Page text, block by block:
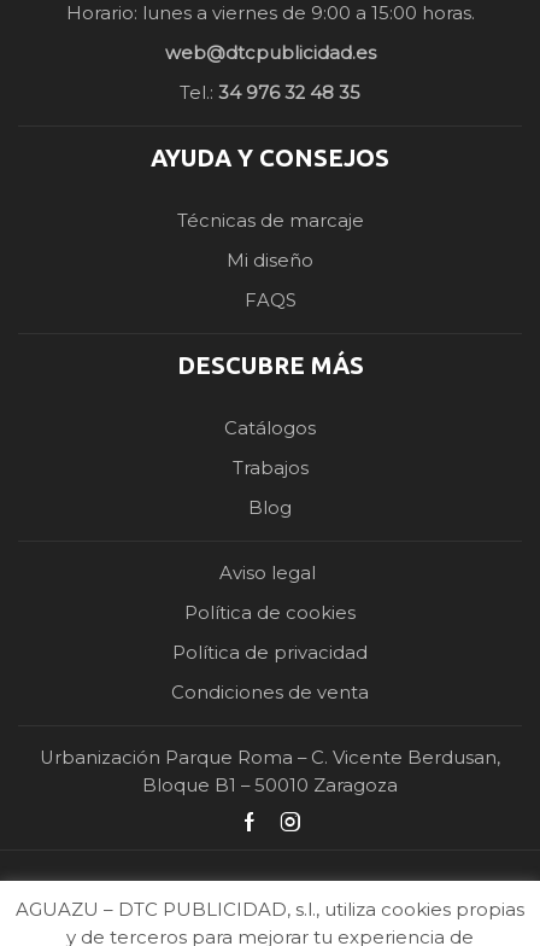
Horario: lunes a viernes de 9:00 a 15:00 horas.
web@dtcpublicidad.es
Tel.: 34 976 32 48 35
AYUDA Y CONSEJOS
Técnicas de marcaje
Mi diseño
FAQS
DESCUBRE MÁS
Catálogos
Trabajos
Blog
Aviso legal
Política de cookies
Política de privacidad
Condiciones de venta
Urbanización Parque Roma – C. Vicente Berdusan,
Bloque B1 – 50010 Zaragoza
AGUAZU – DTC PUBLICIDAD, s.l., utiliza cookies propias
y de terceros para mejorar tu experiencia de